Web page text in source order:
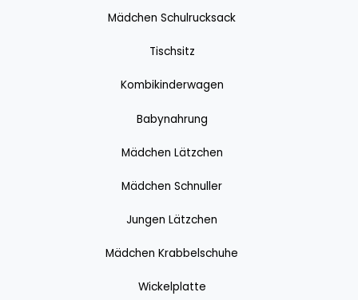
Mädchen Schulrucksack
Tischsitz
Kombikinderwagen
Babynahrung
Mädchen Lätzchen
Mädchen Schnuller
Jungen Lätzchen
Mädchen Krabbelschuhe
Wickelplatte